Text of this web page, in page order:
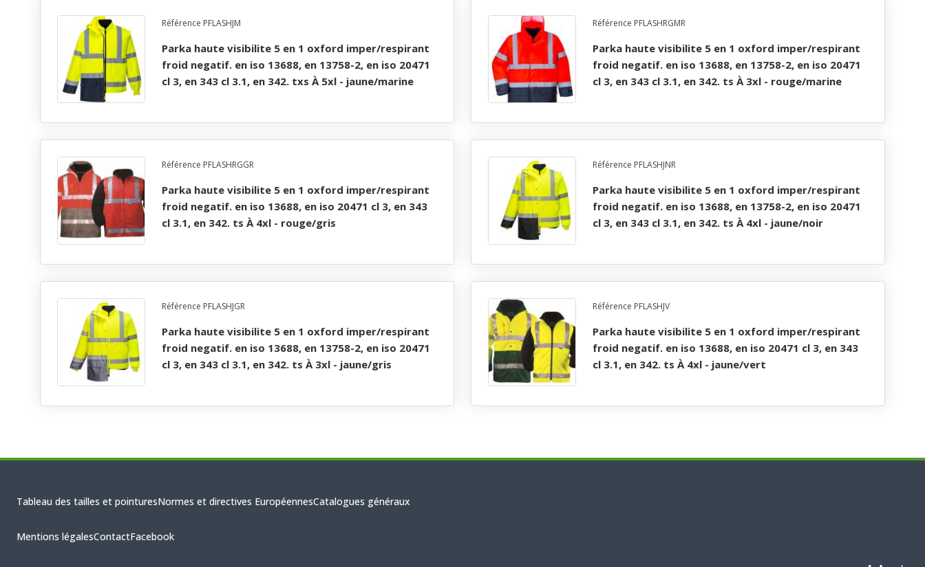
Référence PFLASHJM
parka haute visibilite 5 en 1 oxford imper/respirant
froid negatif. en iso 13688, en 13758-2, en iso 20471
cl 3, en 343 cl 3.1, en 342. txs À 5xl - jaune/marine
Référence PFLASHRGMR
parka haute visibilite 5 en 1 oxford imper/respirant
froid negatif. en iso 13688, en 13758-2, en iso 20471
cl 3, en 343 cl 3.1, en 342. ts À 3xl - rouge/marine
Référence PFLASHRGGR
parka haute visibilite 5 en 1 oxford imper/respirant
froid negatif. en iso 13688, en iso 20471 cl 3, en 343
cl 3.1, en 342. ts À 4xl - rouge/gris
Référence PFLASHJNR
parka haute visibilite 5 en 1 oxford imper/respirant
froid negatif. en iso 13688, en 13758-2, en iso 20471
cl 3, en 343 cl 3.1, en 342. ts À 4xl - jaune/noir
Référence PFLASHJGR
parka haute visibilite 5 en 1 oxford imper/respirant
froid negatif. en iso 13688, en 13758-2, en iso 20471
cl 3, en 343 cl 3.1, en 342. ts À 3xl - jaune/gris
Référence PFLASHJV
parka haute visibilite 5 en 1 oxford imper/respirant
froid negatif. en iso 13688, en iso 20471 cl 3, en 343
cl 3.1, en 342. ts À 4xl - jaune/vert
Tableau des tailles et pointuresNormes et directives EuropéennesCatalogues généraux
Mentions légalesContactFacebook